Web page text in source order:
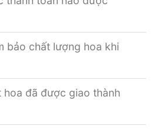
bảo chất lượng hoa khi
hoa đã được giao thành